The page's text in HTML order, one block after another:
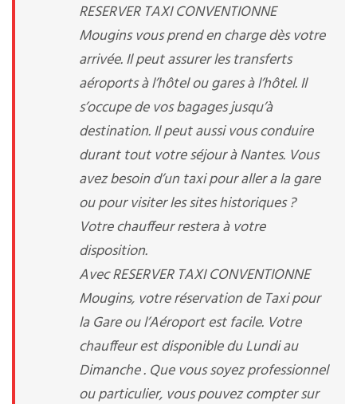
RESERVER TAXI CONVENTIONNE
Mougins vous prend en charge dès votre
arrivée. Il peut assurer les transferts
aéroports à l’hôtel ou gares à l’hôtel. Il
s’occupe de vos bagages jusqu’à
destination. Il peut aussi vous conduire
durant tout votre séjour à Nantes. Vous
avez besoin d’un taxi pour aller a la gare
ou pour visiter les sites historiques ?
Votre chauffeur restera à votre
disposition.
Avec RESERVER TAXI CONVENTIONNE
Mougins, votre réservation de Taxi pour
la Gare ou l’Aéroport est facile. Votre
chauffeur est disponible du Lundi au
Dimanche . Que vous soyez professionnel
ou particulier, vous pouvez compter sur